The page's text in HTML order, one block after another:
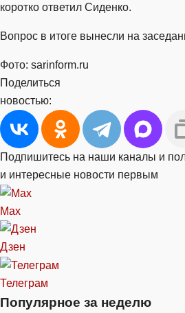
коротко ответил Сиденко.
Вопрос в итоге вынесли на
Фото: sarinform.ru
Поделиться
новостью:
Подпишитесь на наши каналы и
и интересные новости первым
Max
Дзен
Телеграм
Популярное за неделю